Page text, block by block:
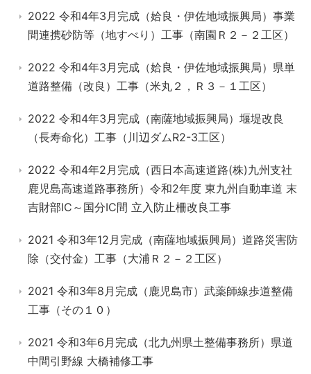
2022 令和4年3月完成（姶良・伊佐地域振興局）事業
間連携砂防等（地すべり）工事（南園Ｒ２－２工区）
2022 令和4年3月完成（姶良・伊佐地域振興局）県単
道路整備（改良）工事（米丸２，Ｒ３－１工区）
2022 令和4年3月完成（南薩地域振興局）堰堤改良
（長寿命化）工事（川辺ダムR2-3工区）
2022 令和4年2月完成（西日本高速道路(株)九州支社
鹿児島高速道路事務所）令和2年度 東九州自動車道 末
吉財部IC～国分IC間 立入防止柵改良工事
2021 令和3年12月完成（南薩地域振興局）道路災害防
除（交付金）工事（大浦Ｒ２－２工区）
2021 令和3年8月完成（鹿児島市）武薬師線歩道整備
工事（その１０）
2021 令和3年6月完成（北九州県土整備事務所）県道
中間引野線 大橋補修工事